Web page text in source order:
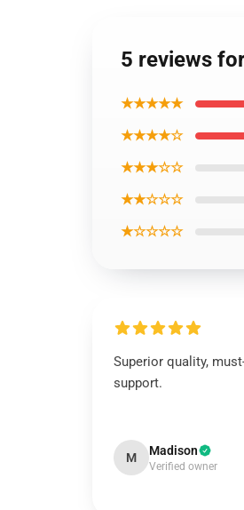
5 reviews
★★★★★
★★★★☆
★★★☆☆
★★☆☆☆
★☆☆☆☆
Superior quality,
support.
M Madison
Verified owner